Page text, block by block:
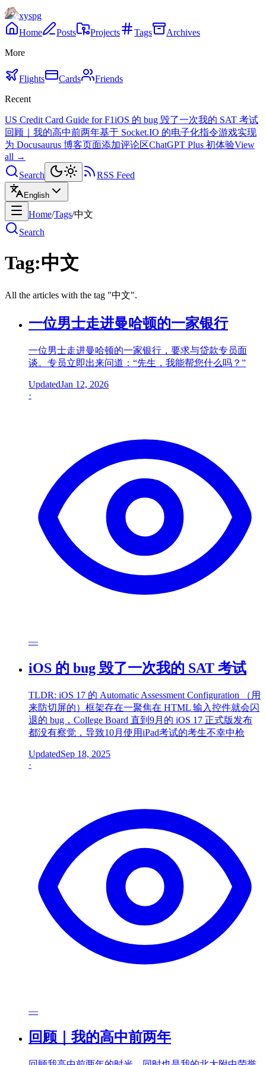
xyspg
Home
Posts Projects Tags
Archives
More
Flights Cards
Friends
Recent
US Credit Card Guide for F1iOS 的 bug 毁了一次我的 SAT 考试
回顾｜我的高中前两年基于 Socket.IO 的电子化指令游戏实现
为 Docusaurus 博客页面添加评论区ChatGPT Plus 初体验View
all →
Search
RSS Feed
English
Home/Tags/中文
Search
Tag:中文
All the articles with the tag "中文".
一位男士走进曼哈顿的一家银行
一位男士走进曼哈顿的一家银行，要求与贷款专员面
谈。专员立即出来问道：“先生，我能帮您什么吗？”
UpdatedJan 12, 2026
·
—
iOS 的 bug 毁了一次我的 SAT 考试
TLDR: iOS 17 的 Automatic Assessment Configuration （用
来防切屏的）框架存在一聚焦在 HTML 输入控件就会闪
退的 bug，College Board 直到9月的 iOS 17 正式版发布
都没有察觉，导致10月使用iPad考试的考生不幸中枪
UpdatedSep 18, 2025
·
—
回顾｜我的高中前两年